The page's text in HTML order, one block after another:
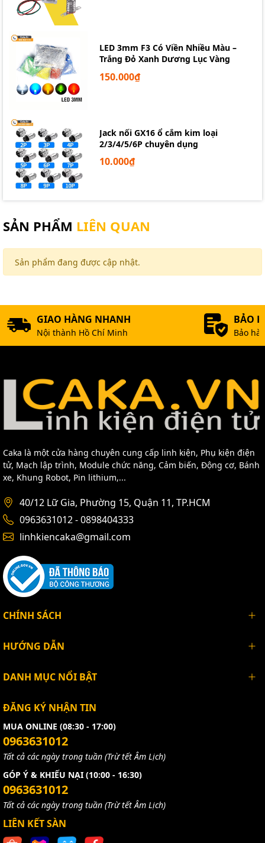
LED 3mm F3 Có Viền Nhiều Màu –
Trắng Đỏ Xanh Dương Lục Vàng
150.000₫
Jack nối GX16 ổ cắm kim loại
2/3/4/5/6P chuyên dụng
10.000₫
SẢN PHẨM LIÊN QUAN
Sản phẩm đang được cập nhật.
GIAO HÀNG NHANH
Nội thành Hồ Chí Minh
BẢO
Bảo
Caka là một cửa hàng chuyên cung cấp linh kiện, Phụ kiện điện
tử, Mạch lập trình, Module chức năng, Cảm biến, Động cơ, Bánh
xe, Khung Robot, Pin lithium,...
40/12 Lữ Gia, Phường 15, Quận 11, TP.HCM
0963631012 - 0898404333
linhkiencaka@gmail.com
CHÍNH SÁCH
HƯỚNG DẪN
DANH MỤC NỔI BẬT
ĐĂNG KÝ NHẬN TIN
MUA ONLINE (08:30 - 17:00)
0963631012
Tất cả các ngày trong tuần (Trừ tết Âm Lịch)
GÓP Ý & KHIẾU NẠI (10:00 - 16:30)
0963631012
Tất cả các ngày trong tuần (Trừ tết Âm Lịch)
LIÊN KẾT SÀN